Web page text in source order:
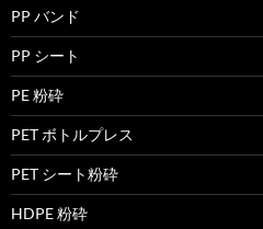
PP バンド
PP シート
PE 粉砕
PET ボトルプレス
PET シート粉砕
HDPE 粉砕